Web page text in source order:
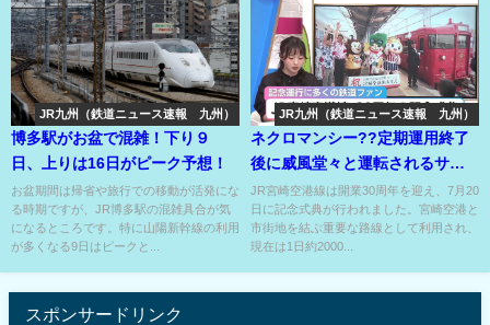
JR九州（鉄道ニュース速報 九州）
博多駅がお盆で混雑！下り９
日、上りは16日がピーク予想！
お盆期間は帰省や旅行での移動が活発にな
る時期ですが、JR博多駅の混雑具合が気
になるところです。特に山陽新幹線の利用
が多くなる9日はピークと...
JR九州（鉄道ニュース速報 九州）
ネクロマンシー??定期運用終了
後に威風堂々と運転されるサン
シャイン宮崎713系??
JR宮崎空港線は開業30周年を迎え、7月20
日に記念式典が行われました。宮崎空港と
市街地を結ぶ重要な路線として利用され、
現在は1日約2000...
スポンサードリンク